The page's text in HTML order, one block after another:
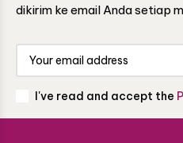
dikirim ke email Anda setiap
I've read and accept the